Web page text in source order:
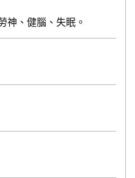
神、健腦、失眠。